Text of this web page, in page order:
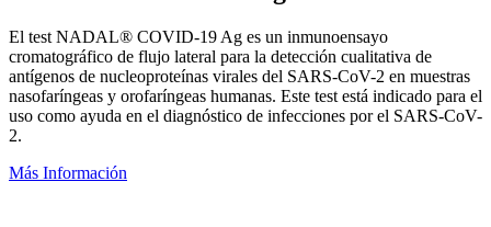
El test NADAL® COVID-19 Ag es un inmunoensayo
cromatográfico de flujo lateral para la detección cualitativa de
antígenos de nucleoproteínas virales del SARS-CoV-2 en muestras
nasofaríngeas y orofaríngeas humanas. Este test está indicado para el
uso como ayuda en el diagnóstico de infecciones por el SARS-CoV-
2.
Más Información